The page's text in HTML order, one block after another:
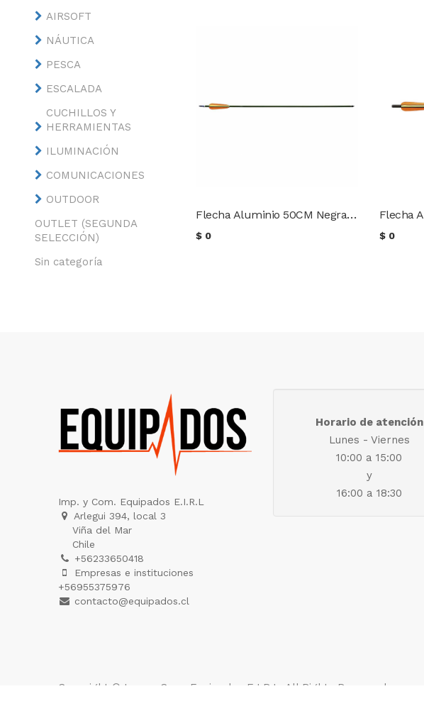
AIRSOFT
NÁUTICA
PESCA
ESCALADA
CUCHILLOS Y
HERRAMIENTAS
ILUMINACIÓN
COMUNICACIONES
OUTDOOR
OUTLET (SEGUNDA
SELECCIÓN)
Sin categoría
Flecha Aluminio 50CM Negra Archery Research
$ 0 $ 0
Imp. y Com. Equipados E.I.R.L
Arlegui 394, local 3
Viña del Mar
Chile
+56233650418
Empresas e instituciones
+56955375976
contacto@equipados.cl
Horario de atención
Lunes - Viernes
10:00 a 15:00
y
16:00 a 18:30
Copyright © Imp. y Com. Equipados E.I.R.L . All Rights Reserved.